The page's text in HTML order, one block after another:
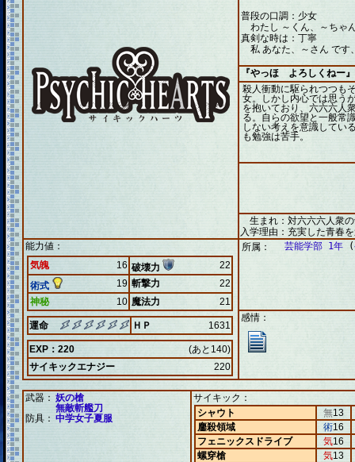
普段の口調：少女
わたし ～くん、～ちゃ
真剣な時は：丁寧
私 あなた、～さん です
『やっほ よろしくねー』
殺人衝動に駆られつつも
女。しかし内心では思う
を抱いており、六六六人
る。自らの欲望と一般常
しない考えを意識してい
も勉強は苦手。
生まれ：対六六六人衆
入学理由：充実した青春
能力値：
気魄
16 破壊力
22
術式
19 斬撃力
22
神秘
10 魔法力 21
運命 ＨＰ 1631
EXP：220
(あと140)
サイキックエナジー
220
所属： 芸能学部 1年 (
感情：
武器： 妖の槍
無敵斬艦刀
防具： 中学女子夏服
サイキック：
シャウト
無13
鏖殺領域
術16
フェニックスドライブ
気16
螺穿槍
気13